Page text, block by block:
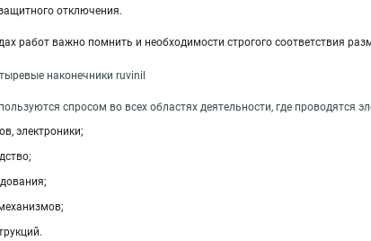
отключения.
работ важно помнить и необходимости строгого соответствия
наконечники ruvinil
пользуются спросом во всех областях деятельности, где проводятся
электроники;